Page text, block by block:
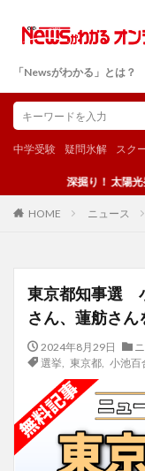
「Newsがわかる」とは？
中学受験 疑問氷解 スク
深掘り！ 太陽光発電【
HOME ニュース
東京都知事選
さん、蓮舫さん
2024年8月29日
選挙
東京都, 小池百